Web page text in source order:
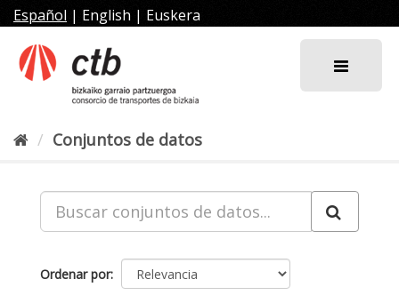
al
contenido
Español | English | Euskera
Conjuntos de datos
Ordenar por